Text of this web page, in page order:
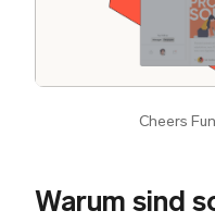
Cheers
Warum sind